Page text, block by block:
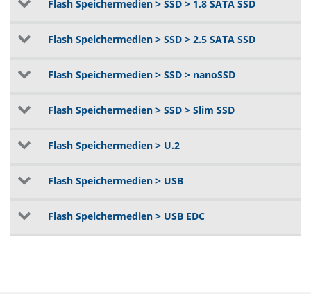
Flash Speichermedien > SSD > 1.8 SATA SSD
Flash Speichermedien > SSD > 2.5 SATA SSD
Flash Speichermedien > SSD > nanoSSD
Flash Speichermedien > SSD > Slim SSD
Flash Speichermedien > U.2
Flash Speichermedien > USB
Flash Speichermedien > USB EDC